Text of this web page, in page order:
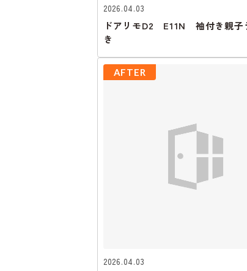
2026.04.03
ドアリモD2 E11N 袖付き親子
き
AFTER
2026.04.03